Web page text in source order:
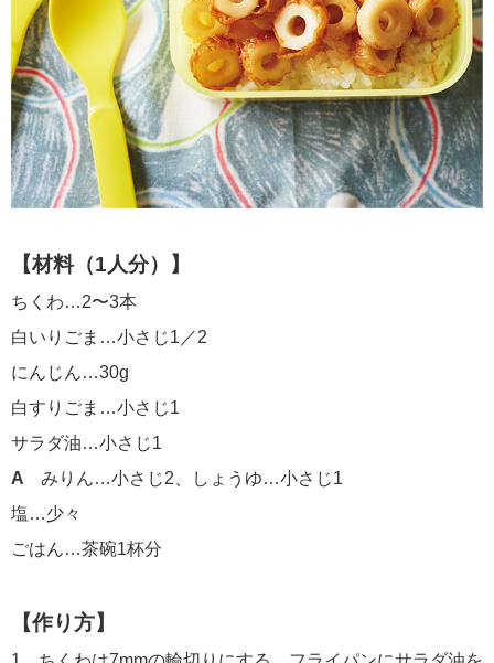
【材料（1人分）】
ちくわ…2〜3本
白いりごま…小さじ1／2
にんじん…30g
白すりごま…小さじ1
サラダ油…小さじ1
A みりん…小さじ2、しょうゆ…小さじ1
塩…少々
ごはん…茶碗1杯分
【作り方】